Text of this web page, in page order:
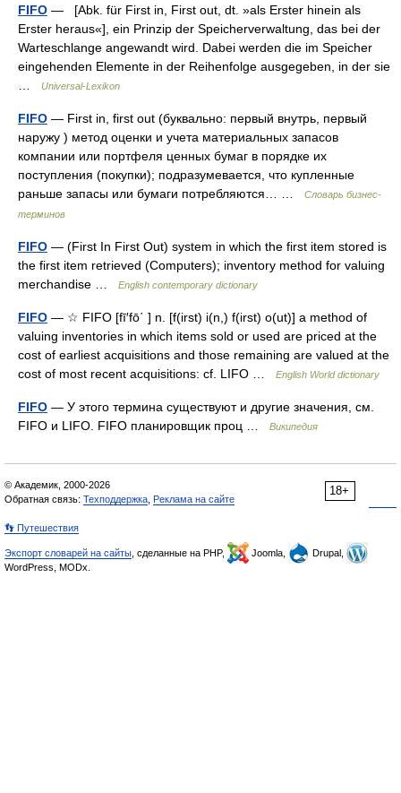
FIFO — [Abk. für First in, First out, dt. »als Erster hinein als
Erster heraus«], ein Prinzip der Speicherverwaltung, das bei der
Warteschlange angewandt wird. Dabei werden die im Speicher
eingehenden Elemente in der Reihenfolge ausgegeben, in der sie
Universal-Lexikon
FIFO — First in, first out (буквально: первый внутрь, первый
наружу ) метод оценки и учета материальных запасов
компании или портфеля ценных бумаг в порядке их
поступления (покупки); подразумевается, что купленные
раньше запасы или бумаги потребляются… …
Словарь бизнес-
терминов
FIFO — (First In First Out) system in which the first item stored is
the first item retrieved (Computers); inventory method for valuing
merchandise …
English contemporary dictionary
FIFO — ☆ FIFO [fī′fō΄ ] n. [f(irst) i(n,) f(irst) o(ut)] a method of
valuing inventories in which items sold or used are priced at the
cost of earliest acquisitions and those remaining are valued at the
cost of most recent acquisitions: cf. LIFO …
English World dictionary
FIFO — У этого термина существуют и другие значения, см.
FIFO и LIFO. FIFO планировщик проц …
Википедия
18+
© Академик, 2000-2026
Обратная связь: Техподдержка Реклама на сайте
👣 Путешествия
Экспорт словарей на сайты , сделанные на PHP, Joomla,
Drupal,
WordPress, MODx.